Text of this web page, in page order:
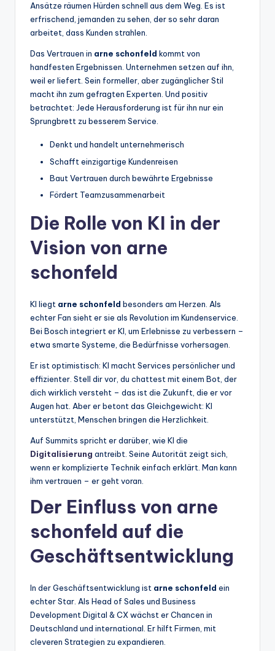
Ansätze räumen Hürden schnell aus dem Weg. Es ist
erfrischend, jemanden zu sehen, der so sehr daran
arbeitet, dass Kunden strahlen.
Das Vertrauen in arne schonfeld kommt von
handfesten Ergebnissen. Unternehmen setzen auf ihn,
weil er liefert. Sein formeller, aber zugänglicher Stil
macht ihn zum gefragten Experten. Und positiv
betrachtet: Jede Herausforderung ist für ihn nur ein
Sprungbrett zu besserem Service.
Denkt und handelt unternehmerisch
Schafft einzigartige Kundenreisen
Baut Vertrauen durch bewährte Ergebnisse
Fördert Teamzusammenarbeit
Die Rolle von KI in der
Vision von arne
schonfeld
KI liegt arne schonfeld besonders am Herzen. Als
echter Fan sieht er sie als Revolution im Kundenservice.
Bei Bosch integriert er KI, um Erlebnisse zu verbessern –
etwa smarte Systeme, die Bedürfnisse vorhersagen.
Er ist optimistisch: KI macht Services persönlicher und
effizienter. Stell dir vor, du chattest mit einem Bot, der
dich wirklich versteht – das ist die Zukunft, die er vor
Augen hat. Aber er betont das Gleichgewicht: KI
unterstützt, Menschen bringen die Herzlichkeit.
Auf Summits spricht er darüber, wie KI die
Digitalisierung antreibt. Seine Autorität zeigt sich,
wenn er komplizierte Technik einfach erklärt. Man kann
ihm vertrauen – er geht voran.
Der Einfluss von arne
schonfeld auf die
Geschäftsentwicklung
In der Geschäftsentwicklung ist arne schonfeld ein
echter Star. Als Head of Sales und Business
Development Digital & CX wächst er Chancen in
Deutschland und international. Er hilft Firmen, mit
cleveren Strategien zu expandieren.